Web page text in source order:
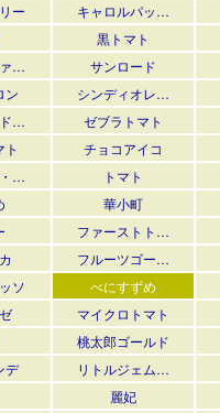
ー キャロルパッ…
黒トマト
… サンロード
ン シンディオレ…
… ゼブラトマト
チョコアイコ
・… トマト
華小町
ファーストト…
フルーツゴー…
ソ べにすずめ
マイクロトマト
桃太郎ゴールド
デ リトルジェム…
麗妃